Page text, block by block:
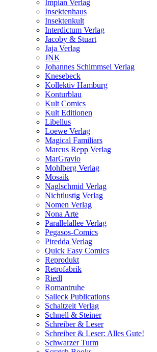
Impian Verlag
Insektenhaus
Insektenkult
Interdictum Verlag
Jacoby & Stuart
Jaja Verlag
JNK
Johannes Schimmsel Verlag
Knesebeck
Kollektiv Hamburg
Konturblau
Kult Comics
Kult Editionen
Libellus
Loewe Verlag
Magical Familiars
Marcus Repp Verlag
MarGravio
Mohlberg Verlag
Mosaik
Naglschmid Verlag
Nichtlustig Verlag
Nomen Verlag
Nona Arte
Parallelallee Verlag
Pegasos-Comics
Piredda Verlag
Quick Easy Comics
Reprodukt
Retrofabrik
Riedl
Romantruhe
Salleck Publications
Schaltzeit Verlag
Schnell & Steiner
Schreiber & Leser
Schreiber & Leser: Alles Gute!
Schwarzer Turm